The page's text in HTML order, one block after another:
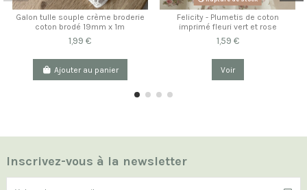
Galon tulle souple crème broderie
coton brodé 19mm x 1m
1,99 €
Ajouter au panier
Felicity - Plumetis de coton
imprimé fleuri vert et rose
1,59 €
Voir
Inscrivez-vous à la newsletter